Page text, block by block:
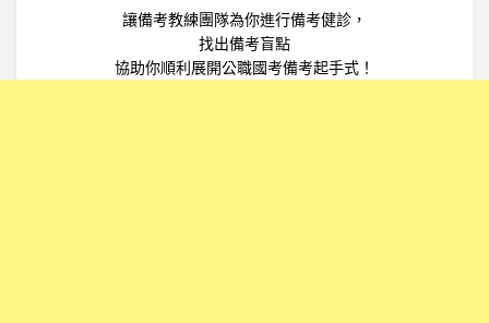
讓備考教練團隊為你進行備考健診，
找出備考盲點
協助你順利展開公職國考備考起手式！